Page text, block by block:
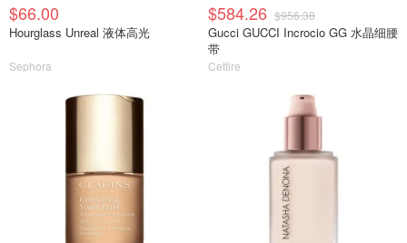
$66.00
Hourglass Unreal 液体高光
Sephora
$584.26 $956.38
Gucci GUCCI Incrocio GG 水晶细腰
带
Cettire